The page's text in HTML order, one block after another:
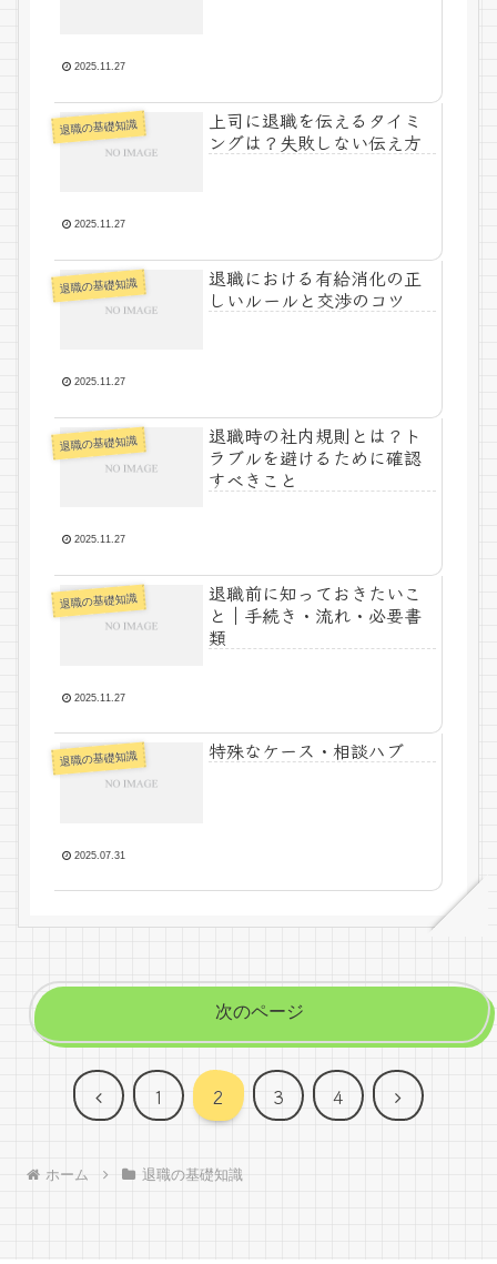
2025.11.27
退職の基礎知識
上司に退職を伝えるタイミ
ングは？失敗しない伝え方
2025.11.27
退職の基礎知識
退職における有給消化の正
しいルールと交渉のコツ
2025.11.27
退職の基礎知識
退職時の社内規則とは？ト
ラブルを避けるために確認
すべきこと
2025.11.27
退職の基礎知識
退職前に知っておきたいこ
と｜手続き・流れ・必要書
類
2025.11.27
退職の基礎知識 特殊なケース・相談ハブ
2025.07.31
次のページ
前
1 2 3 4
次
ホーム 退職の基礎知識